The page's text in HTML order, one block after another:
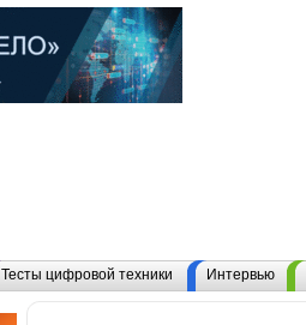
Тесты цифровой техники Интервью